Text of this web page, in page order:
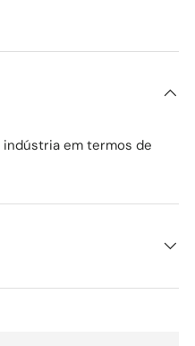
em termos de